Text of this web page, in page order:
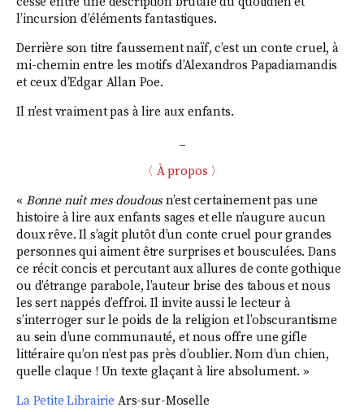
l’incursion d’éléments fantastiques.
Derrière son titre faussement naïf, c’est un conte cruel, à
mi-chemin entre les motifs d’Alexandros Papadiamandis
et ceux d’Edgar Allan Poe.
Il n’est vraiment pas à lire aux enfants.
_
〈 À propos 〉
« Bonne nuit mes doudousn’est certainement pas une
histoire à lire aux enfants sages et elle n’augure aucun
doux rêve. Il s’agit plutôt d’un conte cruel pour grandes
personnes qui aiment être surprises et bousculées. Dans
ce récit concis et percutant aux allures de conte gothique
ou d’étrange parabole, l’auteur brise des tabous et nous
les sert nappés d’effroi. Il invite aussi le lecteur à
s’interroger sur le poids de la religion et l’obscurantisme
au sein d’une communauté, et nous offre une gifle
littéraire qu’on n’est pas près d’oublier. Nom d’un chien,
quelle claque ! Un texte glaçant à lire absolument. »
La Petite Librairie Ars-sur-Moselle